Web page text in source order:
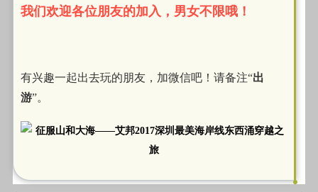
我们欢迎各位朋友的加入，男女不限哦！
有兴趣一起出去玩的朋友，加微信吧！请备注“出
游”。